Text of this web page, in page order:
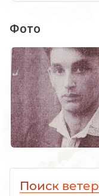
Фото
Поиск